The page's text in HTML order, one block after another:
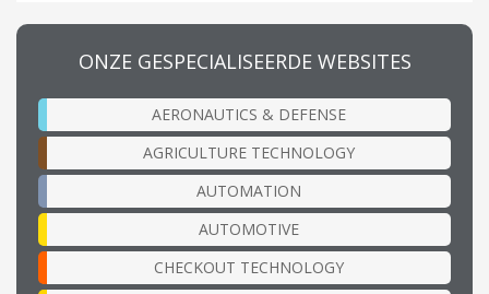
ONZE GESPECIALISEERDE WEBSITES
AERONAUTICS & DEFENSE
AGRICULTURE TECHNOLOGY
AUTOMATION
AUTOMOTIVE
CHECKOUT TECHNOLOGY